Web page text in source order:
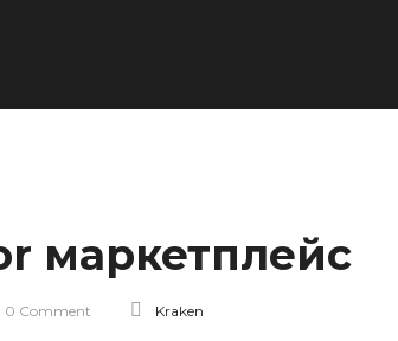
маркетплейс
0 Comment Kraken